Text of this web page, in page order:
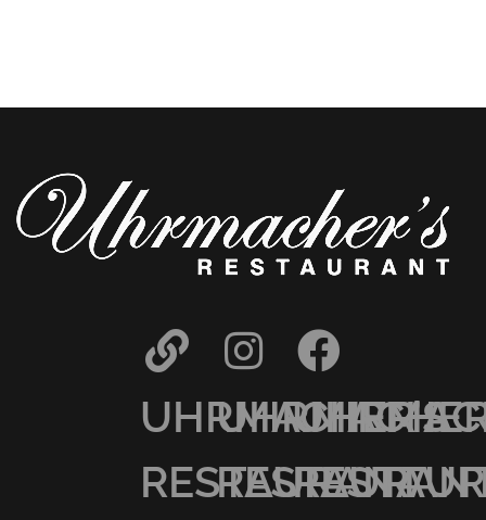
UHRMACHER’S
RESTAURANT